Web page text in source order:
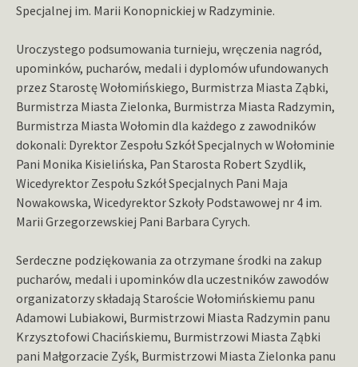
Specjalnej im. Marii Konopnickiej w Radzyminie.
Uroczystego podsumowania turnieju, wręczenia nagród,
upominków, pucharów, medali i dyplomów ufundowanych
przez Starostę Wołomińskiego, Burmistrza Miasta Ząbki,
Burmistrza Miasta Zielonka, Burmistrza Miasta Radzymin,
Burmistrza Miasta Wołomin dla każdego z zawodników
dokonali: Dyrektor Zespołu Szkół Specjalnych w Wołominie
Pani Monika Kisielińska, Pan Starosta Robert Szydlik,
Wicedyrektor Zespołu Szkół Specjalnych Pani Maja
Nowakowska, Wicedyrektor Szkoły Podstawowej nr 4 im.
Marii Grzegorzewskiej Pani Barbara Cyrych.
Serdeczne podziękowania za otrzymane środki na zakup
pucharów, medali i upominków dla uczestników zawodów
organizatorzy składają Staroście Wołomińskiemu panu
Adamowi Lubiakowi, Burmistrzowi Miasta Radzymin panu
Krzysztofowi Chacińskiemu, Burmistrzowi Miasta Ząbki
pani Małgorzacie Zyśk, Burmistrzowi Miasta Zielonka panu